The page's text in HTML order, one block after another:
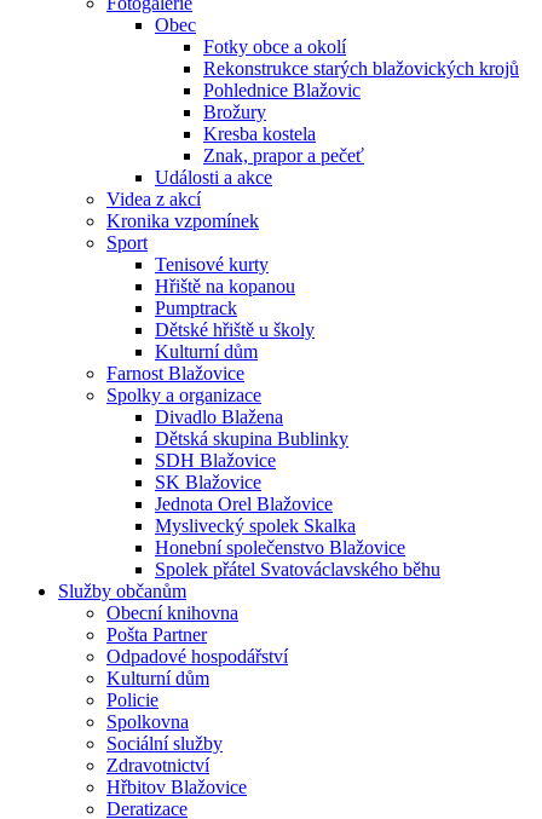
Obec
Fotky obce a okolí
Rekonstrukce starých blažovických krojů
Pohlednice Blažovic
Brožury
Kresba kostela
Znak, prapor a pečeť
Události a akce
Videa z akcí
Kronika vzpomínek
Sport
Tenisové kurty
Hřiště na kopanou
Pumptrack
Dětské hřiště u školy
Kulturní dům
Farnost Blažovice
Spolky a organizace
Divadlo Blažena
Dětská skupina Bublinky
SDH Blažovice
SK Blažovice
Jednota Orel Blažovice
Myslivecký spolek Skalka
Honební společenstvo Blažovice
Spolek přátel Svatováclavského běhu
Služby občanům
Obecní knihovna
Pošta Partner
Odpadové hospodářství
Kulturní dům
Policie
Spolkovna
Sociální služby
Zdravotnictví
Hřbitov Blažovice
Deratizace